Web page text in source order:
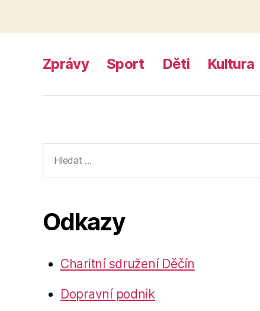
Zprávy Sport Děti Kultura
vyhledávání:
Odkazy
Charitní sdružení Děčín
Dopravní podnik